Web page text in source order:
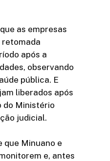
as empresas
retomada
após a
observando
pública. E
liberados após
do Ministério
judicial.
que Minuano e
e, antes